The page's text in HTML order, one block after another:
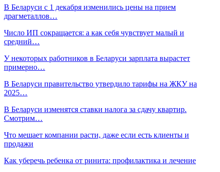
В Беларуси с 1 декабря изменились цены на прием
драгметаллов…
Число ИП сокращается: а как себя чувствует малый и
средний…
У некоторых работников в Беларуси зарплата вырастет
примерно…
В Беларуси правительство утвердило тарифы на ЖКУ на
2025…
В Беларуси изменятся ставки налога за сдачу квартир.
Смотрим…
Что мешает компании расти, даже если есть клиенты и
продажи
Как уберечь ребенка от ринита: профилактика и лечение